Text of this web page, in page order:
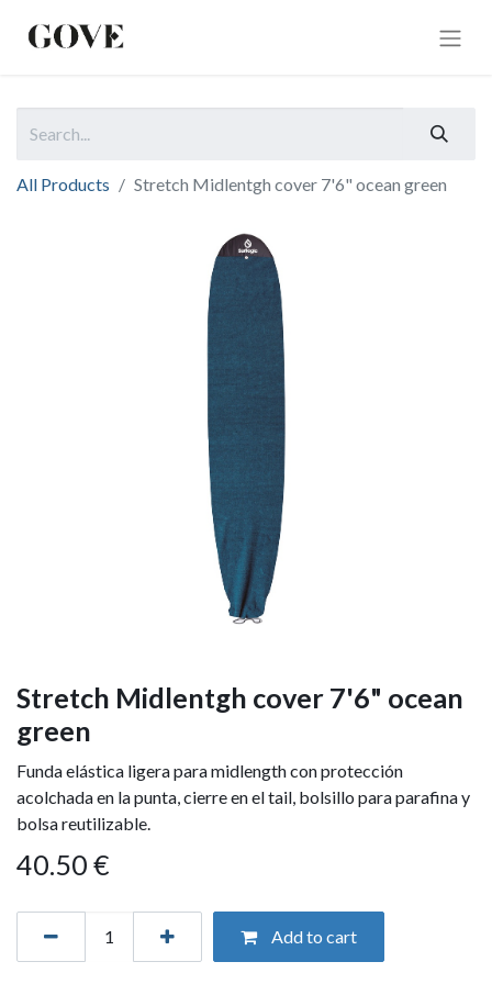
All Products Stretch Midlentgh cover 7'6" ocean green
Stretch Midlentgh cover 7'6" ocean
green
Funda elástica ligera para midlength con protección
acolchada en la punta, cierre en el tail, bolsillo para parafina y
bolsa reutilizable.
40.50 €
Add to cart